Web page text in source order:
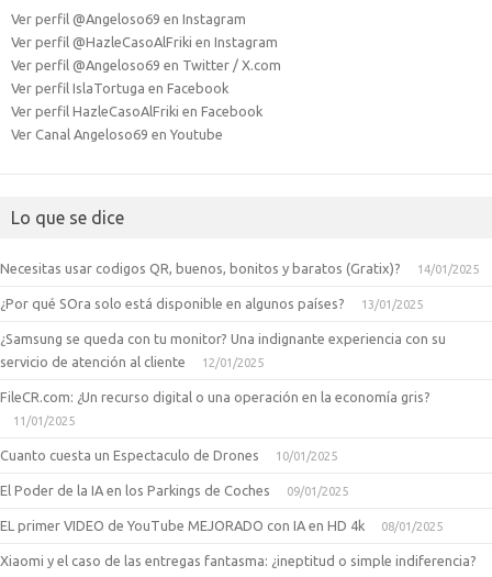
Ver perfil @Angeloso69 en Instagram
Ver perfil @HazleCasoAlFriki en Instagram
Ver perfil @Angeloso69 en Twitter / X.com
Ver perfil IslaTortuga en Facebook
Ver perfil HazleCasoAlFriki en Facebook
Ver Canal Angeloso69 en Youtube
Lo que se dice
Necesitas usar codigos QR, buenos, bonitos y baratos (Gratix)? 14/01/2025
¿Por qué SOra solo está disponible en algunos países? 13/01/2025
¿Samsung se queda con tu monitor? Una indignante experiencia con su
servicio de atención al cliente
12/01/2025
FileCR.com: ¿Un recurso digital o una operación en la economía gris?
11/01/2025
Cuanto cuesta un Espectaculo de Drones 10/01/2025
El Poder de la IA en los Parkings de Coches 09/01/2025
EL primer VIDEO de YouTube MEJORADO con IA en HD 4k 08/01/2025
Xiaomi y el caso de las entregas fantasma: ¿ineptitud o simple indiferencia?